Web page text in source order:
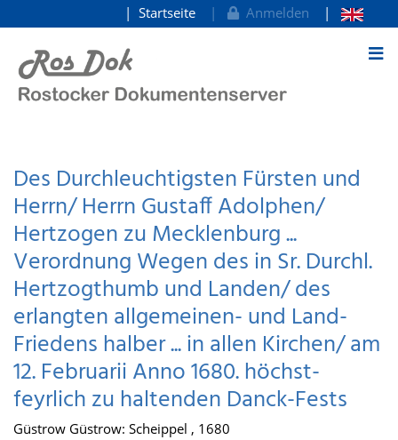
zum Inhalt
Startseite Anmelden
Des Durchleuchtigsten Fürsten und
Herrn/ Herrn Gustaff Adolphen/
Hertzogen zu Mecklenburg ...
Verordnung Wegen des in Sr. Durchl.
Hertzogthumb und Landen/ des
erlangten allgemeinen- und Land-
Friedens halber ... in allen Kirchen/ am
12. Februarii Anno 1680. höchst-
feyrlich zu haltenden Danck-Fests
Güstrow Güstrow: Scheippel , 1680